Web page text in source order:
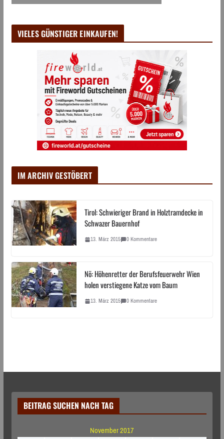
VIELES GÜNSTIGER EINKAUFEN!
IM ARCHIV GESTÖBERT
Tirol: Schwieriger Brand in Holztramdecke in
Schwazer Bauernhof
13. März 2015 0 Kommentare
Nö: Höhenretter der Berufsfeuerwehr Wien
holen verstiegene Katze vom Baum
13. März 2015 0 Kommentare
BEITRAG SUCHEN NACH TAG
November 2017